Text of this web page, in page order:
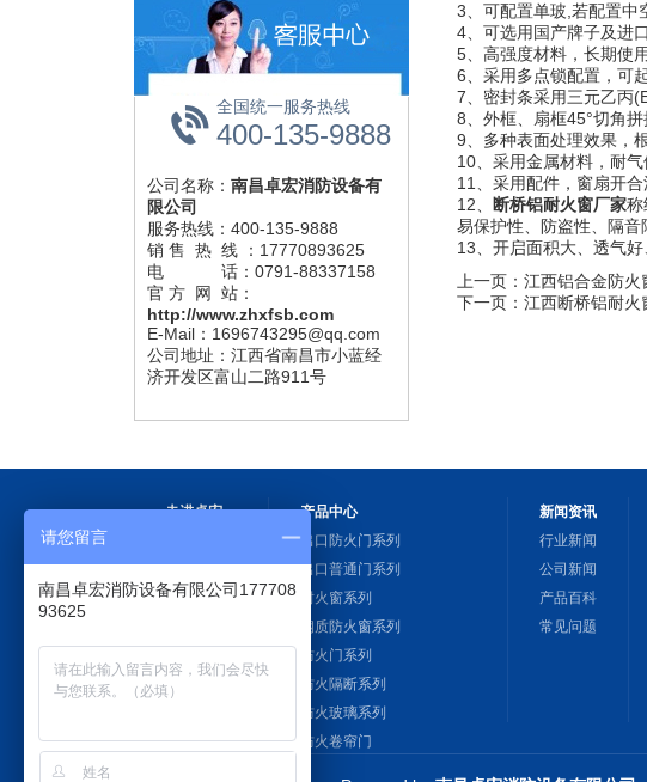
全国统一服务热线
400-135-9888
公司名称： 南昌卓宏消防设备有
限公司
服务热线：400-135-9888
销 售 热 线 ：17770893625
电 话：0791-88337158
官 方 网 站：
http://www.zhxfsb.com
E-Mail：1696743295@qq.com
公司地址：江西省南昌市小蓝经
济开发区富山二路911号
3、可配置单玻,若配置中
4、可选用国产牌子及进
5、高强度材料，长期使
6、采用多点锁配置，可
7、密封条采用三元乙丙
8、外框、扇框45°切角
9、多种表面处理效果，
10、采用金属材料，耐气
11、采用配件，窗扇开合
12、
断桥铝耐火窗厂家称
易保护性、防盗性、隔音
13、开启面积大、透气
上一页： 江西铝合金防火
下一页： 江西断桥铝耐火
走进卓宏
企业文化
品牌优势
车间设备
实验室设备
产品中心
出口防火门系列
出口普通门系列
耐火窗系列
钢质防火窗系列
防火门系列
防火隔断系列
防火玻璃系列
防火卷帘门
新闻资讯
行业新闻
公司新闻
产品百科
常见问题
请您留言
南昌卓宏消防设备有限公司177708
93625